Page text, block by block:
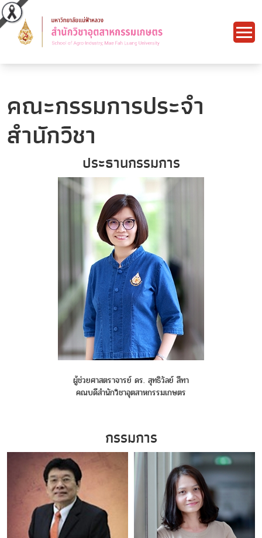
คณะกรรมการประจำ
สำนักวิชา
ประธานกรรมการ
ผู้ช่วยศาสตราจารย์ ดร. สุทธิวัลย์ สีทา
คณบดีสำนักวิชาอุตสาหกรรมเกษตร
กรรมการ